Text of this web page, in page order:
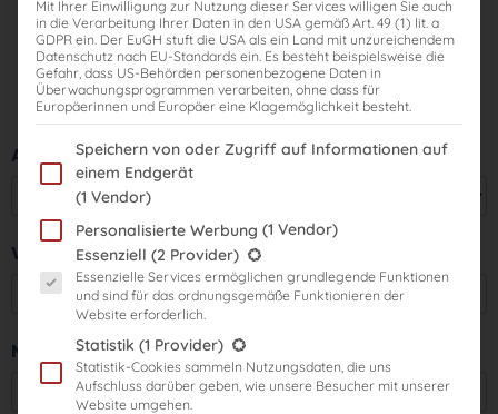
Produktkatalog
unverbindlich & kostenfrei
Du wirst nach Formularabsendung direkt zum Infomaterial
weitergeleitet.
Anrede
Vorname
Nachname
Mit Ihrer Einwilligung zur Nutzung dieser Services willigen Sie auch
in die Verarbeitung Ihrer Daten in den USA gemäß Art. 49 (1) lit. a
GDPR ein. Der EuGH stuft die USA als ein Land mit unzureichendem
Datenschutz nach EU-Standards ein. Es besteht beispielsweise die
Gefahr, dass US-Behörden personenbezogene Daten in
Überwachungsprogrammen verarbeiten, ohne dass für
Europäerinnen und Europäer eine Klagemöglichkeit besteht.
Im Folgenden finden Sie eine Liste der Zwecke des IAB
Speichern von oder Zugriff auf Informationen auf
einem Endgerät
(1 Vendor)
Personalisierte Werbung (1 Vendor)
Es folgt eine Liste der Service-Gruppen, für die eine Einwilligung
Essenziell (2 Provider)
Essenzielle Services ermöglichen grundlegende Funktionen
und sind für das ordnungsgemäße Funktionieren der
Website erforderlich.
Statistik (1 Provider)
Statistik-Cookies sammeln Nutzungsdaten, die uns
Aufschluss darüber geben, wie unsere Besucher mit unserer
Website umgehen.